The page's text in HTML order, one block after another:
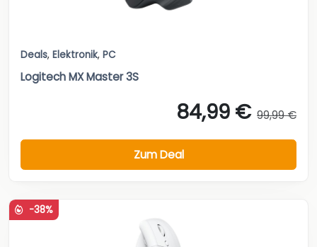
Deals, Elektronik, PC
Logitech MX Master 3S
84,99 € 99,99 €
Zum Deal
-38%